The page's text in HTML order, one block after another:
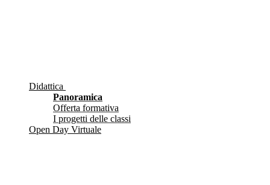
Didattica
Panoramica
Offerta formativa
I progetti delle classi
Open Day Virtuale